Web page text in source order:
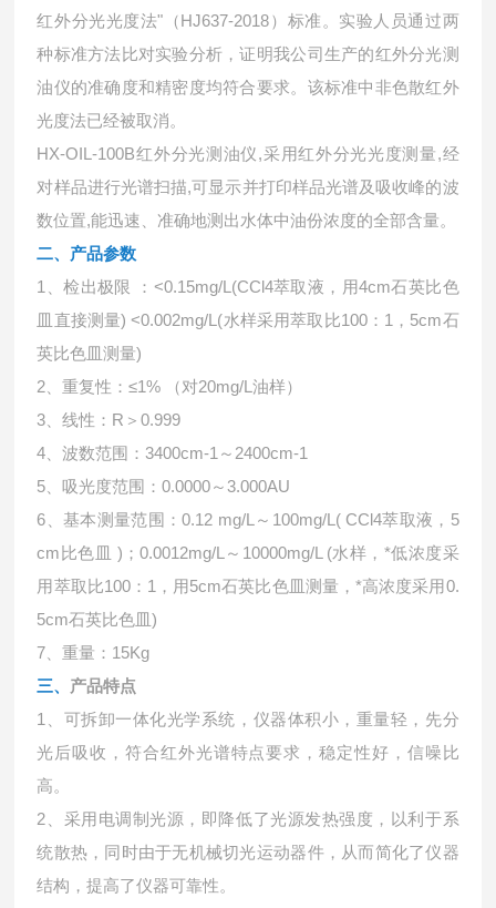
红外分光光度法"（HJ637-2018）标准。实验人员通过两
种标准方法比对实验分析，证明我公司生产的红外分光测
油仪的准确度和精密度均符合要求。该标准中非色散红外
光度法已经被取消。
HX-OIL-100B红外分光测油仪,采用红外分光光度测量,经
对样品进行光谱扫描,可显示并打印样品光谱及吸收峰的波
数位置,能迅速、准确地测出水体中油份浓度的全部含量。
二、 产品参数
1、检出极限 ：<0.15mg/L(CCl4萃取液，用4cm石英比色
皿直接测量) <0.002mg/L(水样采用萃取比100：1，5cm石
英比色皿测量)
2、重复性：≤1% （对20mg/L油样）
3、线性：R＞0.999
4、波数范围：3400cm-1～2400cm-1
5、吸光度范围：0.0000～3.000AU
6、基本测量范围：0.12 mg/L～100mg/L( CCl4萃取液，5
cm比色皿 )；0.0012mg/L～10000mg/L (水样，*低浓度采
用萃取比100：1，用5cm石英比色皿测量，*高浓度采用0.
5cm石英比色皿)
7、重量：15Kg
三、 产品特点
1、可拆卸一体化光学系统，仪器体积小，重量轻，先分
光后吸收，符合红外光谱特点要求，稳定性好，信噪比
高。
2、采用电调制光源，即降低了光源发热强度，以利于系
统散热，同时由于无机械切光运动器件，从而简化了仪器
结构，提高了仪器可靠性。